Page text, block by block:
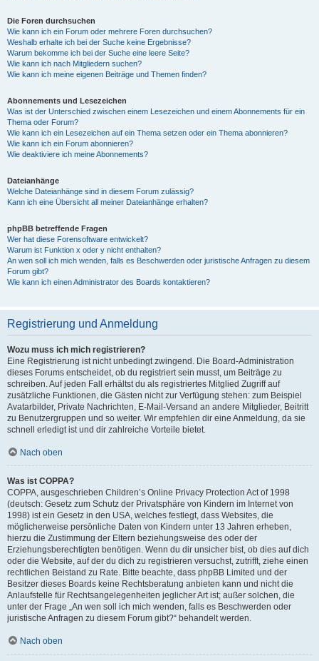
Die Foren durchsuchen
Wie kann ich ein Forum oder mehrere Foren durchsuchen?
Weshalb erhalte ich bei der Suche keine Ergebnisse?
Warum bekomme ich bei der Suche eine leere Seite?
Wie kann ich nach Mitgliedern suchen?
Wie kann ich meine eigenen Beiträge und Themen finden?
Abonnements und Lesezeichen
Was ist der Unterschied zwischen einem Lesezeichen und einem Abonnements für ein
Thema oder Forum?
Wie kann ich ein Lesezeichen auf ein Thema setzen oder ein Thema abonnieren?
Wie kann ich ein Forum abonnieren?
Wie deaktiviere ich meine Abonnements?
Dateianhänge
Welche Dateianhänge sind in diesem Forum zulässig?
Kann ich eine Übersicht all meiner Dateianhänge erhalten?
phpBB betreffende Fragen
Wer hat diese Forensoftware entwickelt?
Warum ist Funktion x oder y nicht enthalten?
An wen soll ich mich wenden, falls es Beschwerden oder juristische Anfragen zu diesem
Forum gibt?
Wie kann ich einen Administrator des Boards kontaktieren?
Registrierung und Anmeldung
Wozu muss ich mich registrieren?
Eine Registrierung ist nicht unbedingt zwingend. Die Board-Administration
dieses Forums entscheidet, ob du registriert sein musst, um Beiträge zu
schreiben. Auf jeden Fall erhältst du als registriertes Mitglied Zugriff auf
zusätzliche Funktionen, die Gästen nicht zur Verfügung stehen: zum Beispiel
Avatarbilder, Private Nachrichten, E-Mail-Versand an andere Mitglieder, Beitritt
zu Benutzergruppen und so weiter. Wir empfehlen dir eine Anmeldung, da sie
schnell erledigt ist und dir zahlreiche Vorteile bietet.
Nach oben
Was ist COPPA?
COPPA, ausgeschrieben Children’s Online Privacy Protection Act of 1998
(deutsch: Gesetz zum Schutz der Privatsphäre von Kindern im Internet von
1998) ist ein Gesetz in den USA, welches festlegt, dass Websites, die
möglicherweise persönliche Daten von Kindern unter 13 Jahren erheben,
hierzu die Zustimmung der Eltern beziehungsweise des oder der
Erziehungsberechtigten benötigen. Wenn du dir unsicher bist, ob dies auf dich
oder die Website, auf der du dich zu registrieren versuchst, zutrifft, ziehe einen
rechtlichen Beistand zu Rate. Bitte beachte, dass phpBB Limited und der
Besitzer dieses Boards keine Rechtsberatung anbieten kann und nicht die
Anlaufstelle für Rechtsangelegenheiten jeglicher Art ist; außer solchen, die
unter der Frage „An wen soll ich mich wenden, falls es Beschwerden oder
juristische Anfragen zu diesem Forum gibt?“ behandelt werden.
Nach oben